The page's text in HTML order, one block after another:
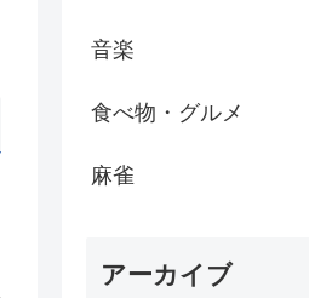
音楽
食べ物・グルメ
麻雀
アーカイブ